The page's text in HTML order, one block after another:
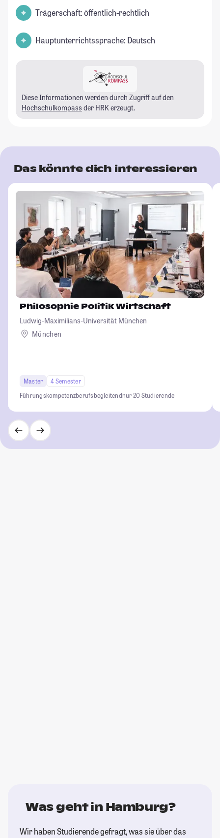
Trägerschaft: öffentlich-rechtlich
Hauptunterrichtssprache: Deutsch
Diese Informationen werden durch Zugriff auf den
Hochschulkompass der HRK erzeugt.
Das könnte dich interessieren
Philosophie Politik Wirtschaft
Ludwig-Maximilians-Universität München
München
Master
4 Semester
Führungskompetenzberufsbegleitendnur 20 Studierende
Was geht in Hamburg?
Wir haben Studierende gefragt, was sie über das